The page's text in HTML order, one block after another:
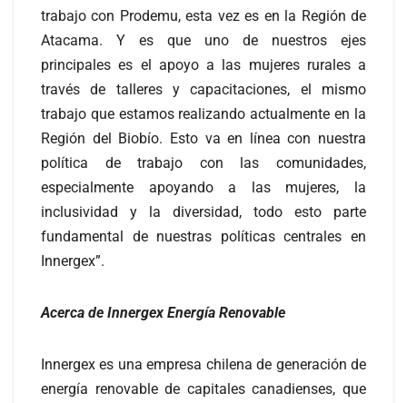
trabajo con Prodemu, esta vez es en la Región de
Atacama. Y es que uno de nuestros ejes
principales es el apoyo a las mujeres rurales a
través de talleres y capacitaciones, el mismo
trabajo que estamos realizando actualmente en la
Región del Biobío. Esto va en línea con nuestra
política de trabajo con las comunidades,
especialmente apoyando a las mujeres, la
inclusividad y la diversidad, todo esto parte
fundamental de nuestras políticas centrales en
Innergex”.
Acerca de Innergex Energía Renovable
Innergex es una empresa chilena de generación de
energía renovable de capitales canadienses, que